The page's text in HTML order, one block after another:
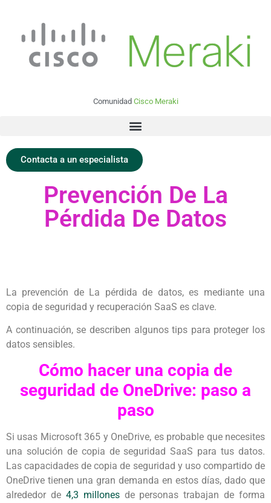
Comunidad Cisco Meraki
Contacta a un especialista
Prevención De La
Pérdida De Datos
La prevención de La pérdida de datos, es mediante una
copia de seguridad y recuperación SaaS es clave.
A continuación, se describen algunos tips para proteger los
datos sensibles.
Cómo hacer una copia de
seguridad de OneDrive: paso a
paso
Si usas Microsoft 365 y OneDrive, es probable que necesites
una solución de copia de seguridad SaaS para tus datos.
Las capacidades de copia de seguridad y uso compartido de
OneDrive tienen una gran demanda en estos días, dado que
alrededor de 4,3 millonesde personas trabajan de forma